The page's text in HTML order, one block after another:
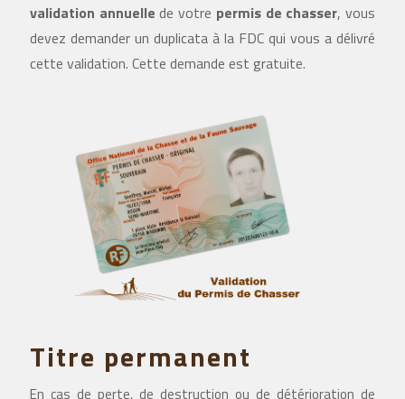
validation annuelle de votre permis de chasser, vous
devez demander un duplicata à la FDC qui vous a délivré
cette validation. Cette demande est gratuite.
Titre permanent
En cas de perte, de destruction ou de détérioration de